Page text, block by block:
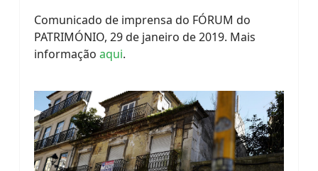
Comunicado de imprensa do FÓRUM do
PATRIMÓNIO, 29 de janeiro de 2019. Mais
informação aqui.